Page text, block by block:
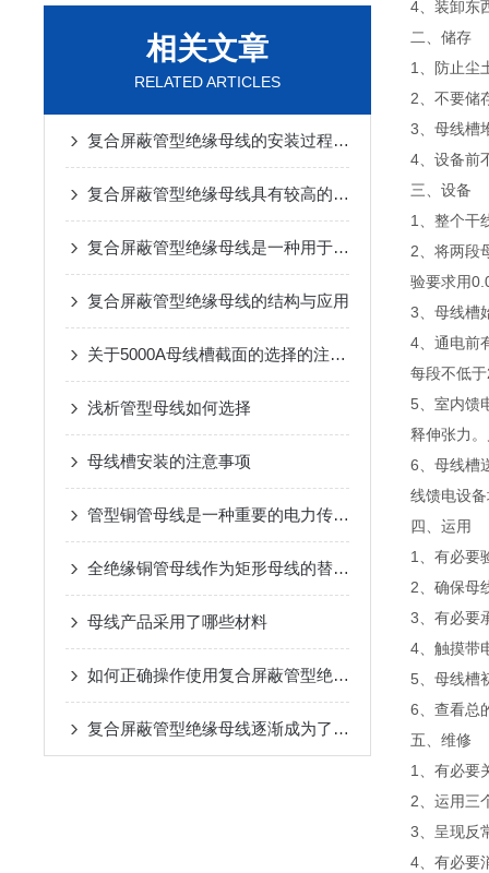
相关文章
RELATED ARTICLES
复合屏蔽管型绝缘母线的安装过程相对简单
复合屏蔽管型绝缘母线具有较高的绝缘性能和热稳定性
复合屏蔽管型绝缘母线是一种用于电力传输的重要设备
复合屏蔽管型绝缘母线的结构与应用
关于5000A母线槽截面的选择的注意事项
浅析管型母线如何选择
母线槽安装的注意事项
管型铜管母线是一种重要的电力传输设备
全绝缘铜管母线作为矩形母线的替代品
母线产品采用了哪些材料
如何正确操作使用复合屏蔽管型绝缘母线？
复合屏蔽管型绝缘母线逐渐成为了电力系统中不可少的一部分
4、装卸东
二、储存
1、防止尘
2、不要储
3、母线槽
4、设备前
三、设备
1、整个干
2、将两段
验要求用
3、母线槽
4、通电前
每段不低
5、室内馈
释伸张力
6、母线槽
线馈电设
四、运用
1、有必要
2、确保母
3、有必要
4、触摸带
5、母线槽
6、查看总
五、维修
1、有必要
2、运用三
3、呈现反
4、有必要